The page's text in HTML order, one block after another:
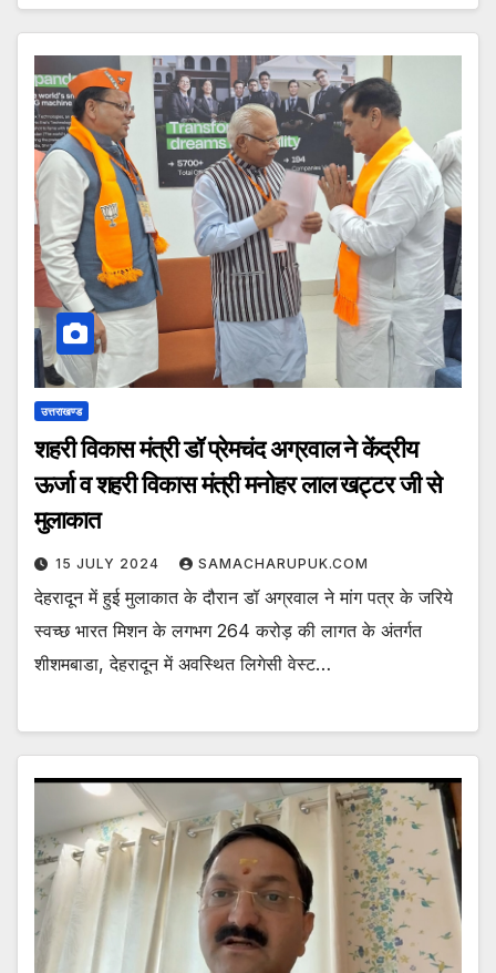
उत्तराखण्ड
शहरी विकास मंत्री डॉ प्रेमचंद अग्रवाल ने केंद्रीय
ऊर्जा व शहरी विकास मंत्री मनोहर लाल खट्टर जी से
मुलाकात
15 JULY 2024 SAMACHARUPUK.COM
देहरादून में हुई मुलाकात के दौरान डॉ अग्रवाल ने मांग पत्र के जरिये
स्वच्छ भारत मिशन के लगभग 264 करोड़ की लागत के अंतर्गत
शीशमबाडा, देहरादून में अवस्थित लिगेसी वेस्ट…